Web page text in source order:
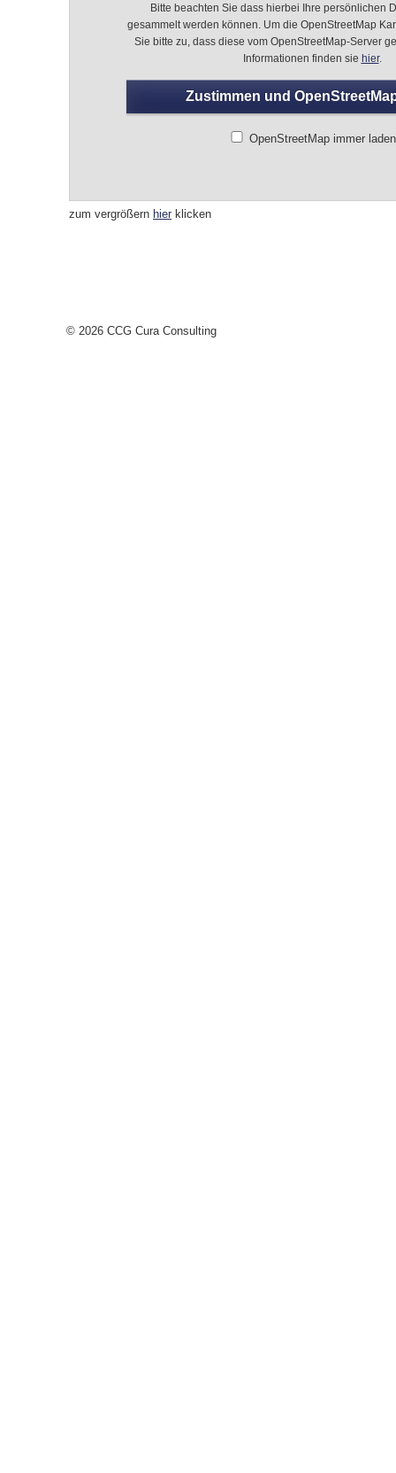
Bitte beachten Sie dass hierbei Ihre persönlichen
gesammelt werden können. Um die OpenStreetMap
Sie bitte zu, dass diese vom OpenStreetMap-Server
Informationen finden sie hier.
Zustimmen und
OpenStreetMap immer laden
zum vergrößern hier klicken
© 2026 CCG Cura Consulting